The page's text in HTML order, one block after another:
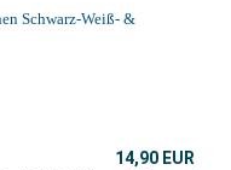
Schwarz-Weiß- &
14,90 EUR